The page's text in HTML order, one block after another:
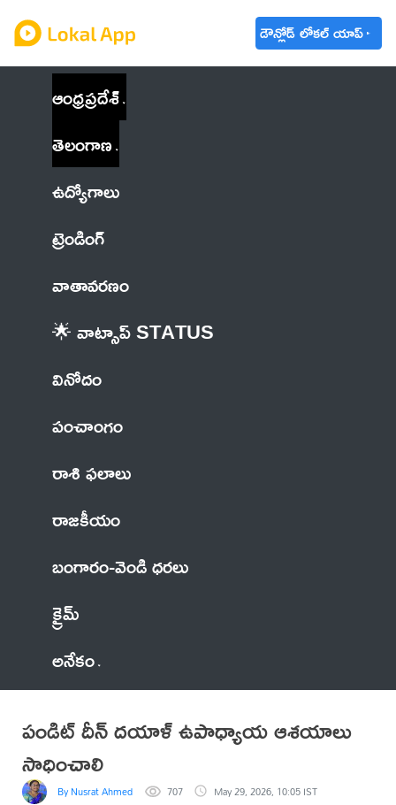
డౌన్లోడ్ లోకల్ యాప్
ఆంధ్రప్రదేశ్
తెలంగాణ
ఉద్యోగాలు
ట్రెండింగ్
వాతావరణం
🌟 వాట్సాప్ STATUS
వినోదం
పంచాంగం
రాశి ఫలాలు
రాజకీయం
బంగారం-వెండి ధరలు
క్రైమ్
అనేకం
పండిట్ దీన్ దయాళ్ ఉపాధ్యాయ ఆశయాలు
సాధించాలి
By Nusrat Ahmed 707 May 29, 2026, 10:05 IST